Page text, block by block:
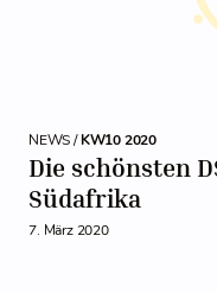
NEWS /KW10 2020
Die schönsten
Südafrika
7. März 2020